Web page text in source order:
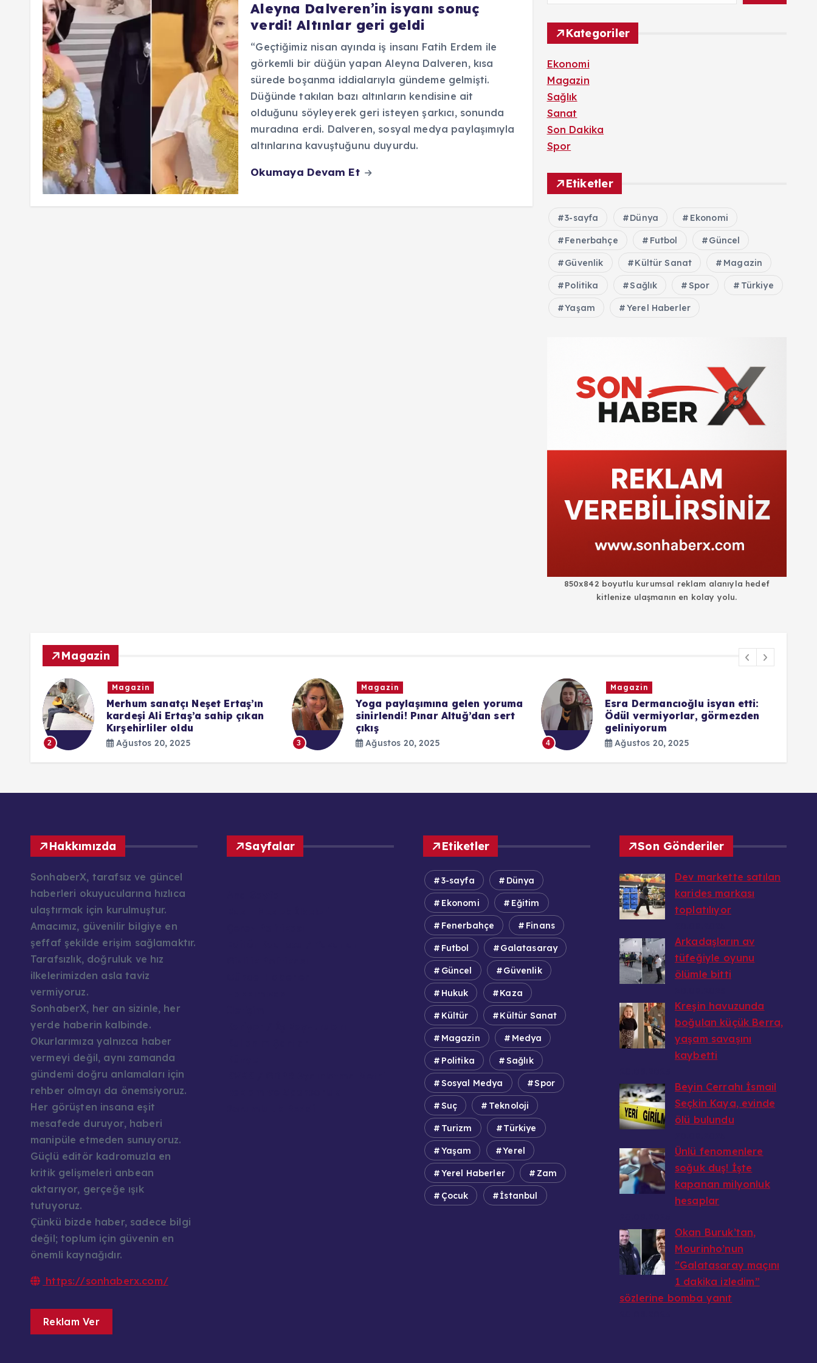
Aleyna Dalveren’in isyanı sonuç
verdi! Altınlar geri geldi
“Geçtiğimiz nisan ayında iş insanı Fatih Erdem ile
görkemli bir düğün yapan Aleyna Dalveren, kısa
sürede boşanma iddialarıyla gündeme gelmişti.
Düğünde takılan bazı altınların kendisine ait
olduğunu söyleyerek geri isteyen şarkıcı, sonunda
muradına erdi. Dalveren, sosyal medya paylaşımıyla
altınlarına kavuştuğunu duyurdu.
Okumaya Devam Et
Kategoriler
Ekonomi
Magazin
Sağlık
Sanat
Son Dakika
Spor
Etiketler
3-sayfa Dünya Ekonomi
Fenerbahçe Futbol Güncel
Güvenlik Kültür Sanat Magazin
Politika Sağlık Spor Türkiye
Yaşam Yerel Haberler
850x842 boyutlu kurumsal reklam alanıyla hedef
kitlenize ulaşmanın en kolay yolu.
Magazin
2
Magazin
Merhum sanatçı Neşet Ertaş’ın
kardeşi Ali Ertaş’a sahip çıkan
Kırşehirliler oldu
Ağustos 20, 2025 3
Magazin
Yoga paylaşımına gelen yoruma
sinirlendi! Pınar Altuğ’dan sert
çıkış
Ağustos 20, 2025 4
Magazin
Esra Dermancıoğlu isyan etti:
Ödül vermiyorlar, görmezden
geliniyorum
Ağustos 20, 2025
Hakkımızda
SonhaberX, tarafsız ve güncel
haberleri okuyucularına hızlıca
ulaştırmak için kurulmuştur.
Amacımız, güvenilir bilgiye en
şeffaf şekilde erişim sağlamaktır.
Tarafsızlık, doğruluk ve hız
ilkelerimizden asla taviz
vermiyoruz.
SonhaberX, her an sizinle, her
yerde haberin kalbinde.
Okurlarımıza yalnızca haber
vermeyi değil, aynı zamanda
gündemi doğru anlamaları için
rehber olmayı da önemsiyoruz.
Her görüşten insana eşit
mesafede duruyor, haberi
manipüle etmeden sunuyoruz.
Güçlü editör kadromuzla en
kritik gelişmeleri anbean
aktarıyor, gerçeğe ışık
tutuyoruz.
Çünkü bizde haber, sadece bilgi
değil; toplum için güvenin en
önemli kaynağıdır.
https://sonhaberx.com/
Reklam Ver
Sayfalar Etiketler
3-sayfa Dünya
Ekonomi Eğitim
Fenerbahçe Finans
Futbol Galatasaray
Güncel Güvenlik
Hukuk Kaza
Kültür Kültür Sanat
Magazin Medya
Politika Sağlık
Sosyal Medya Spor
Suç Teknoloji
Turizm Türkiye
Yaşam Yerel
Yerel Haberler Zam
Çocuk İstanbul
Son Gönderiler
Dev markette satılan
karides markası
toplatılıyor
Arkadaşların av
tüfeğiyle oyunu
ölümle bitti
Kreşin havuzunda
boğulan küçük Berra,
yaşam savaşını
kaybetti
Beyin Cerrahı İsmail
Seçkin Kaya, evinde
ölü bulundu
Ünlü fenomenlere
soğuk duş! İşte
kapanan milyonluk
hesaplar
Okan Buruk’tan,
Mourinho’nun
”Galatasaray maçını
1 dakika izledim”
sözlerine bomba yanıt